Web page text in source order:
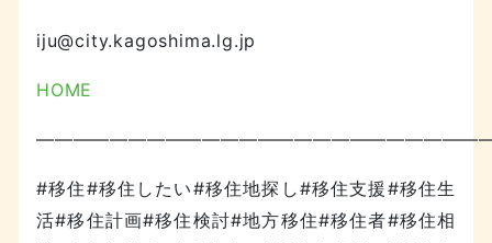
iju@city.kagoshima.lg.jp
HOME
#移住#移住したい#移住地探し#移住支援#移住生
活#移住計画#移住検討#地方移住#移住者#移住相